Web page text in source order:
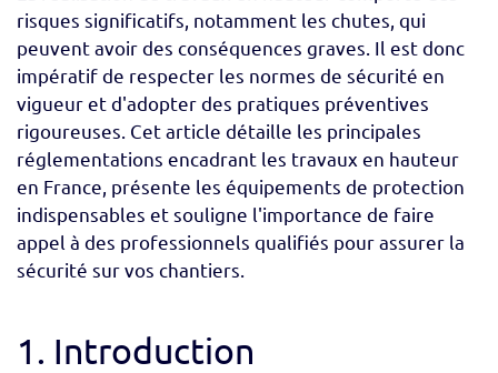
risques significatifs, notamment les chutes, qui
peuvent avoir des conséquences graves. Il est donc
impératif de respecter les normes de sécurité en
vigueur et d'adopter des pratiques préventives
rigoureuses. Cet article détaille les principales
réglementations encadrant les travaux en hauteur
en France, présente les équipements de protection
indispensables et souligne l'importance de faire
appel à des professionnels qualifiés pour assurer la
sécurité sur vos chantiers.
1. Introduction